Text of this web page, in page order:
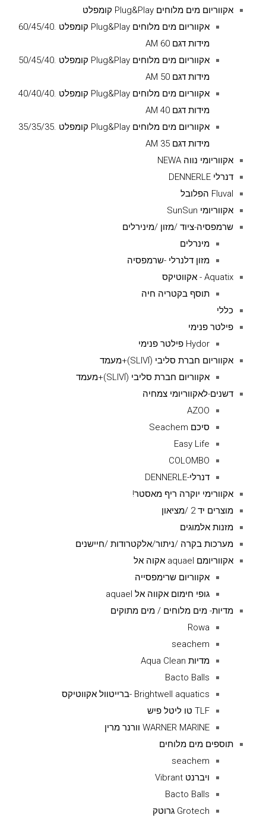
אקווריום מים מלוחים Plug&Play קומפלט
אקווריום מים מלוחים Plug&Play קומפלט .60/45/40
מידות דגם AM 60
אקווריום מים מלוחים Plug&Play קומפלט .50/45/40
מידות דגם AM 50
אקווריום מים מלוחים Plug&Play קומפלט .40/40/40
מידות דגם AM 40
אקווריום מים מלוחים Plug&Play קומפלט .35/35/35
מידות דגם AM 35
אקווריומי נווה NEWA
דנרלי DENNERLE
Fluval הפלובל
אקווריומי SunSun
שרמפסיה-ציוד /מזון /מינירלים
מינרלים
מזון דלנרלי -שרמפסיה
Aquatix - אקווטיקס
תוסף בקטריה חיה
כללי
פילטר פנימי
Hydor פילטר פנימי
אקווריום חברת סליבי (SLIVIׂׂ)+מעמד
אקווריום חברת סליבי (SLIVIׂׂ)+מעמד
דשנים-לאקווריומי צמחיה
AZOO
סיכם Seachem
Easy Life
COLOMBO
דנרלי-DENNERLE
אקוורימי יוקרה ריף מאסטר!
מוצרים יד 2 /מציאון
מזנות אלמוגים
מערכות בקרה /ניתור/אלקטרודות /חיישנים
אקווריומם aquael אקוה אל
אקווריום שרימפסייה
גופי חימום אקווה אל aquael
מדיות- מים מלוחים / מים מתוקים
Rowa
seachem
מדיות Aqua Clean
Bacto Balls
Brightwell aquatics -ברייטוול אקווטיקס
TLF טו ליטל פיש
WARNER MARINE וורנר מרין
תוספים מים מלוחים
seachem
ויברנט Vibrant
Bacto Balls
Grotech גרוטק